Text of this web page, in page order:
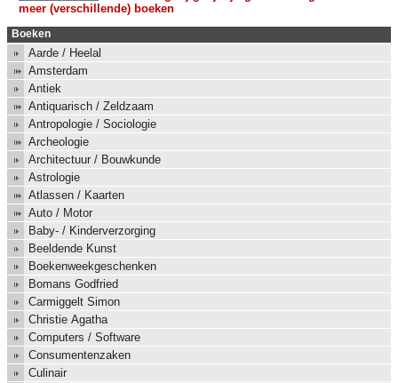
meer (verschillende) boeken
Boeken
Aarde / Heelal
Amsterdam
Antiek
Antiquarisch / Zeldzaam
Antropologie / Sociologie
Archeologie
Architectuur / Bouwkunde
Astrologie
Atlassen / Kaarten
Auto / Motor
Baby- / Kinderverzorging
Beeldende Kunst
Boekenweekgeschenken
Bomans Godfried
Carmiggelt Simon
Christie Agatha
Computers / Software
Consumentenzaken
Culinair